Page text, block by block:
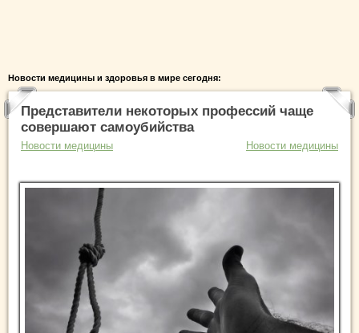
Новости медицины и здоровья в мире сегодня:
Представители некоторых профессий чаще
совершают самоубийства
Новости медицины Новости медицины